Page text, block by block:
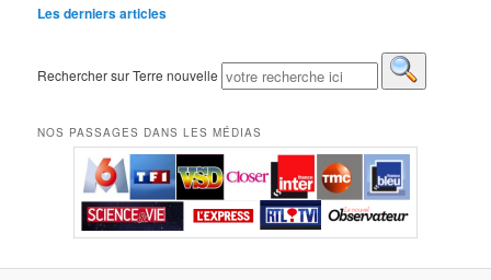
Les derniers articles
Rechercher sur Terre nouvelle
NOS PASSAGES DANS LES MÉDIAS